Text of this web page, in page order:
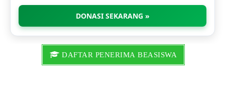
DONASI SEKARANG »
DAFTAR PENERIMA BEASISWA